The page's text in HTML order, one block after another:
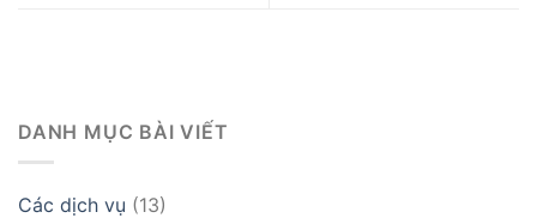
DANH MỤC BÀI VIẾT
Các dịch vụ (13)